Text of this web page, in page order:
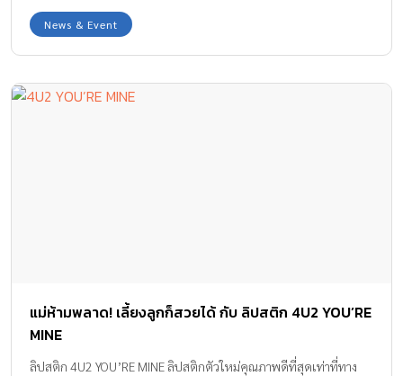
News & Event
แม่ห้ามพลาด! เลี้ยงลูกก็สวยได้ กับ ลิปสติก 4U2 YOU’RE
MINE
ลิปสติก 4U2 YOU’RE MINE ลิปสติกตัวใหม่คุณภาพดีที่สุดเท่าที่ทาง